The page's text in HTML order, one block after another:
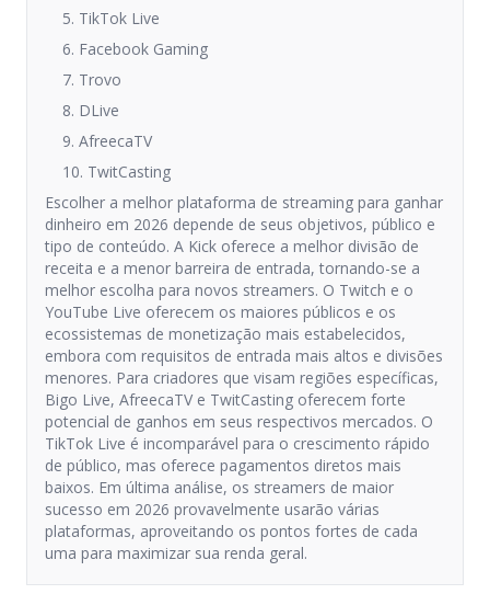
5. TikTok Live
6. Facebook Gaming
7. Trovo
8. DLive
9. AfreecaTV
10. TwitCasting
Escolher a melhor plataforma de streaming para ganhar
dinheiro em 2026 depende de seus objetivos, público e
tipo de conteúdo. A Kick oferece a melhor divisão de
receita e a menor barreira de entrada, tornando-se a
melhor escolha para novos streamers. O Twitch e o
YouTube Live oferecem os maiores públicos e os
ecossistemas de monetização mais estabelecidos,
embora com requisitos de entrada mais altos e divisões
menores. Para criadores que visam regiões específicas,
Bigo Live, AfreecaTV e TwitCasting oferecem forte
potencial de ganhos em seus respectivos mercados. O
TikTok Live é incomparável para o crescimento rápido
de público, mas oferece pagamentos diretos mais
baixos. Em última análise, os streamers de maior
sucesso em 2026 provavelmente usarão várias
plataformas, aproveitando os pontos fortes de cada
uma para maximizar sua renda geral.